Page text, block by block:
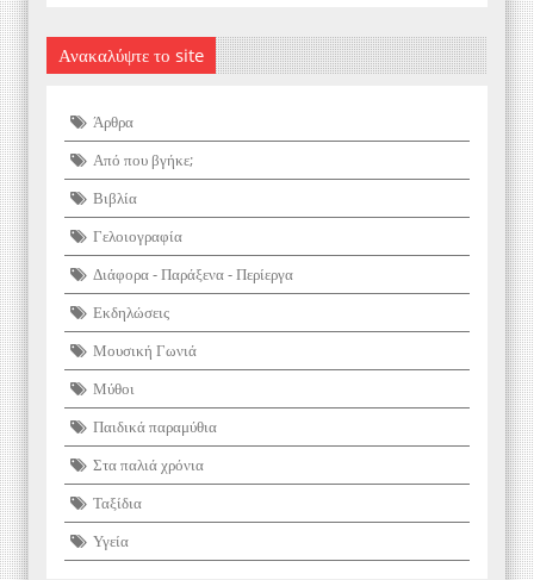
Ανακαλύψτε το site
Άρθρα
Από που βγήκε;
Βιβλία
Γελοιογραφία
Διάφορα - Παράξενα - Περίεργα
Εκδηλώσεις
Μουσική Γωνιά
Μύθοι
Παιδικά παραμύθια
Στα παλιά χρόνια
Ταξίδια
Υγεία